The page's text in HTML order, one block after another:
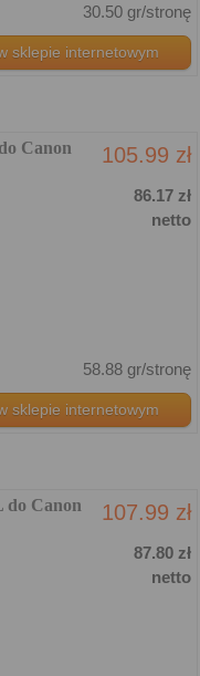
30.50 gr/stronę
sklepie internetowym
Canon
105.99 zł
86.17 zł
netto
58.88 gr/stronę
sklepie internetowym
do Canon
107.99 zł
87.80 zł
netto